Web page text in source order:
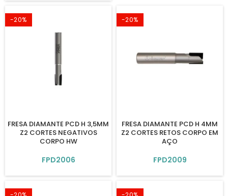
-20%
FRESA DIAMANTE PCD H 3,5MM
Z2 CORTES NEGATIVOS
CORPO HW
FPD2006
-20%
FRESA DIAMANTE PCD H 4MM
Z2 CORTES RETOS CORPO EM
AÇO
FPD2009